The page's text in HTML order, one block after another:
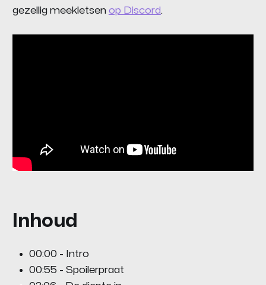
gezellig meekletsen op Discord.
Inhoud
00:00 - Intro
00:55 - Spoilerpraat